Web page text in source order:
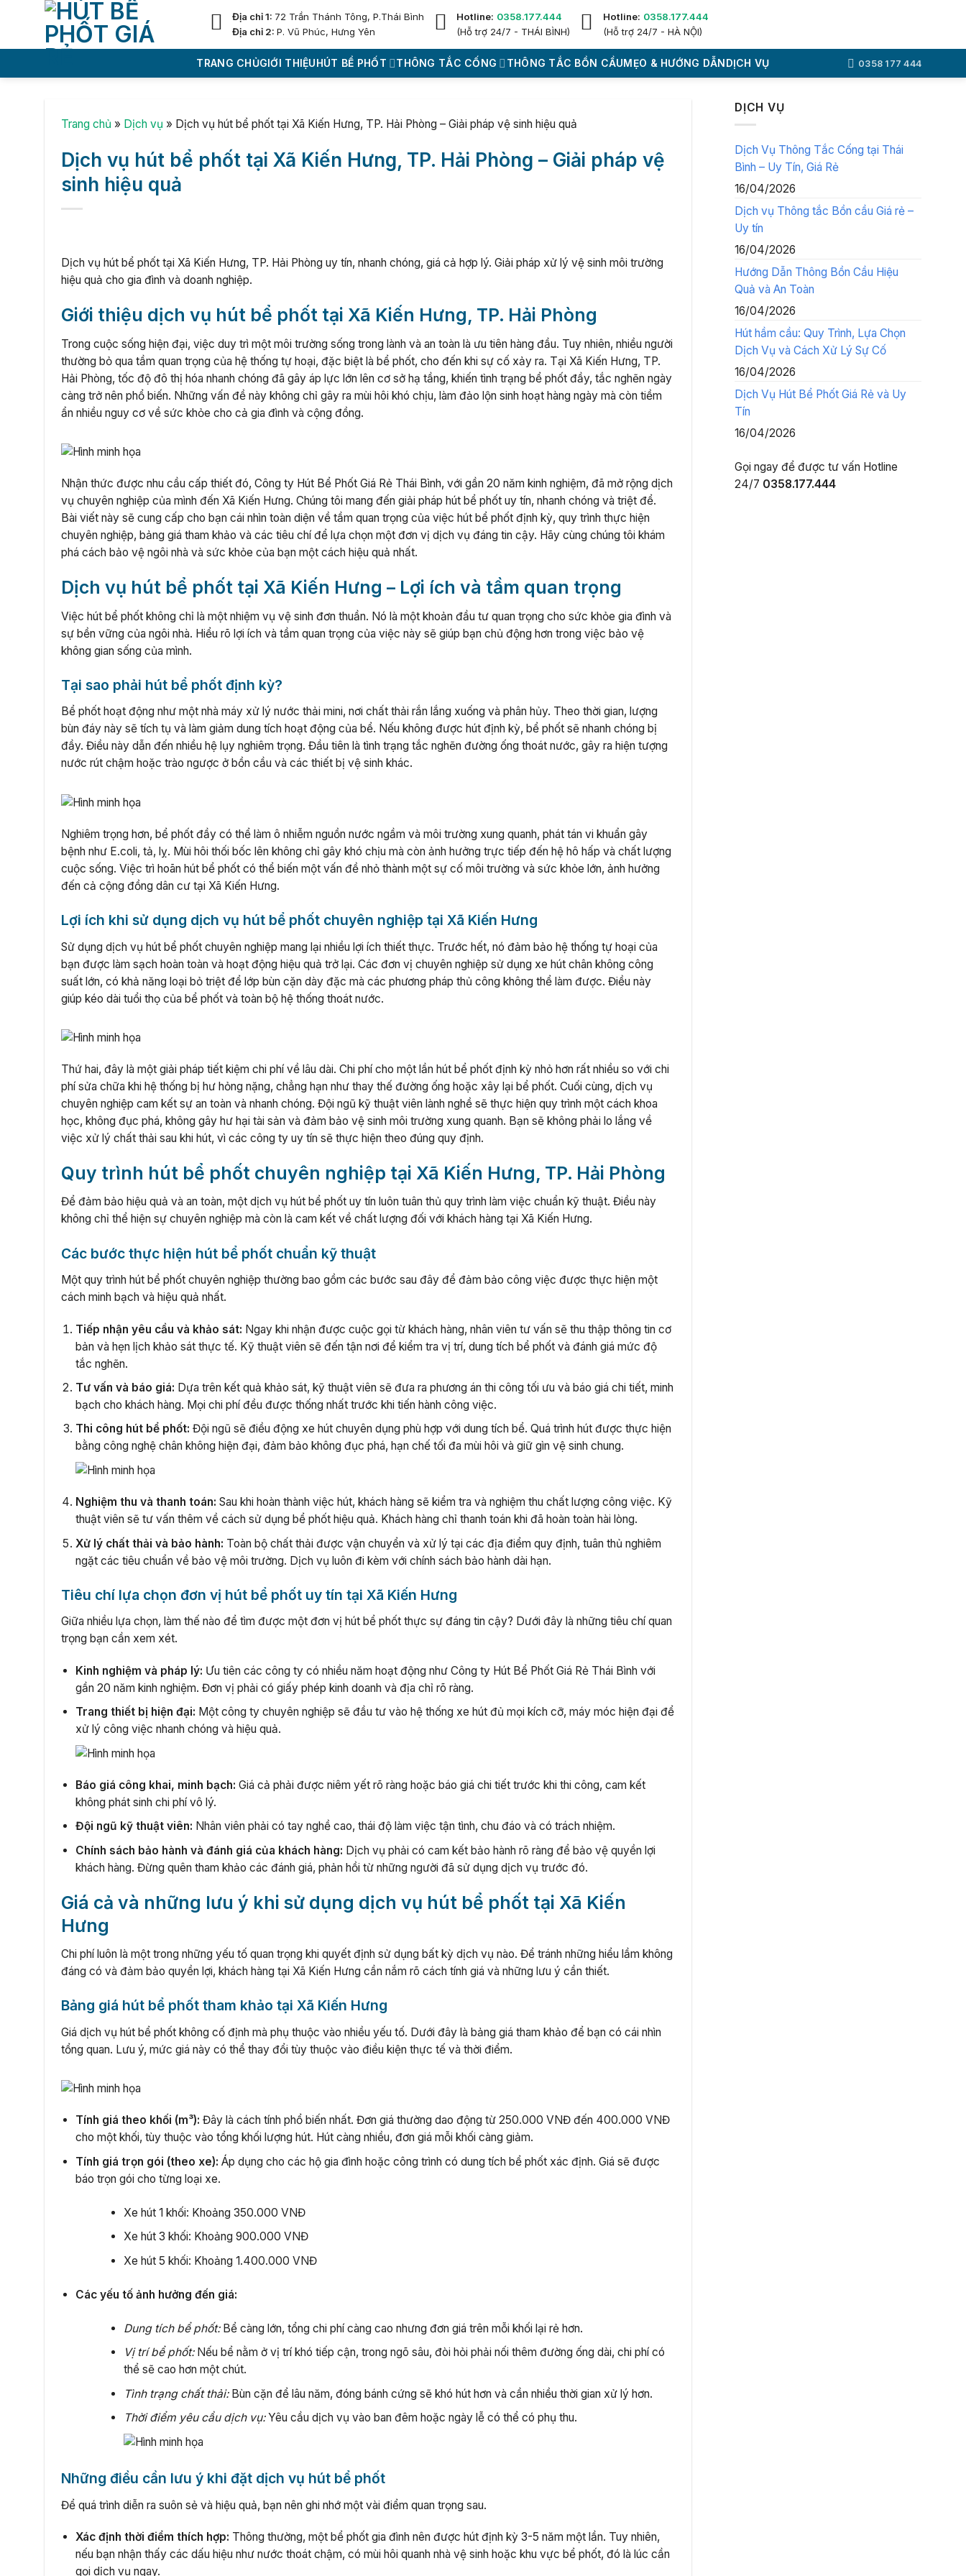
Địa chỉ 1: 72 Trần Thánh Tông, P.Thái Bình
Địa chỉ 2:P. Vũ Phúc, Hưng Yên
Hotline: 0358.177.444
(Hỗ trợ 24/7 - THÁI BÌNH)
Hotline: 0358.177.444
(Hỗ trợ 24/7 - HÀ NỘI)
TRANG CHỦGIỚI THIỆUHÚT BỂ PHỐT THÔNG TẮC CỐNG THÔNG TẮC BỒN CẦUMẸO & HƯỚNG DẪNDỊCH VỤ 0358 177 444
Trang chủ » Dịch vụ » Dịch vụ hút bể phốt tại Xã Kiến Hưng, TP. Hải Phòng – Giải pháp vệ sinh hiệu quả
Dịch vụ hút bể phốt tại Xã Kiến Hưng, TP. Hải Phòng – Giải pháp vệ
sinh hiệu quả
Dịch vụ hút bể phốt tại Xã Kiến Hưng, TP. Hải Phòng uy tín, nhanh chóng, giá cả hợp lý. Giải pháp xử lý vệ sinh môi trường
hiệu quả cho gia đình và doanh nghiệp.
Giới thiệu dịch vụ hút bể phốt tại Xã Kiến Hưng, TP. Hải Phòng
Trong cuộc sống hiện đại, việc duy trì một môi trường sống trong lành và an toàn là ưu tiên hàng đầu. Tuy nhiên, nhiều người
thường bỏ qua tầm quan trọng của hệ thống tự hoại, đặc biệt là bể phốt, cho đến khi sự cố xảy ra. Tại Xã Kiến Hưng, TP.
Hải Phòng, tốc độ đô thị hóa nhanh chóng đã gây áp lực lớn lên cơ sở hạ tầng, khiến tình trạng bể phốt đầy, tắc nghẽn ngày
càng trở nên phổ biến. Những vấn đề này không chỉ gây ra mùi hôi khó chịu, làm đảo lộn sinh hoạt hàng ngày mà còn tiềm
ẩn nhiều nguy cơ về sức khỏe cho cả gia đình và cộng đồng.
Nhận thức được nhu cầu cấp thiết đó, Công ty Hút Bể Phốt Giá Rẻ Thái Bình, với gần 20 năm kinh nghiệm, đã mở rộng dịch
vụ chuyên nghiệp của mình đến Xã Kiến Hưng. Chúng tôi mang đến giải pháp hút bể phốt uy tín, nhanh chóng và triệt để.
Bài viết này sẽ cung cấp cho bạn cái nhìn toàn diện về tầm quan trọng của việc hút bể phốt định kỳ, quy trình thực hiện
chuyên nghiệp, bảng giá tham khảo và các tiêu chí để lựa chọn một đơn vị dịch vụ đáng tin cậy. Hãy cùng chúng tôi khám
phá cách bảo vệ ngôi nhà và sức khỏe của bạn một cách hiệu quả nhất.
Dịch vụ hút bể phốt tại Xã Kiến Hưng – Lợi ích và tầm quan trọng
Việc hút bể phốt không chỉ là một nhiệm vụ vệ sinh đơn thuần. Nó là một khoản đầu tư quan trọng cho sức khỏe gia đình và
sự bền vững của ngôi nhà. Hiểu rõ lợi ích và tầm quan trọng của việc này sẽ giúp bạn chủ động hơn trong việc bảo vệ
không gian sống của mình.
Tại sao phải hút bể phốt định kỳ?
Bể phốt hoạt động như một nhà máy xử lý nước thải mini, nơi chất thải rắn lắng xuống và phân hủy. Theo thời gian, lượng
bùn đáy này sẽ tích tụ và làm giảm dung tích hoạt động của bể. Nếu không được hút định kỳ, bể phốt sẽ nhanh chóng bị
đầy. Điều này dẫn đến nhiều hệ lụy nghiêm trọng. Đầu tiên là tình trạng tắc nghẽn đường ống thoát nước, gây ra hiện tượng
nước rút chậm hoặc trào ngược ở bồn cầu và các thiết bị vệ sinh khác.
Nghiêm trọng hơn, bể phốt đầy có thể làm ô nhiễm nguồn nước ngầm và môi trường xung quanh, phát tán vi khuẩn gây
bệnh như E.coli, tả, lỵ. Mùi hôi thối bốc lên không chỉ gây khó chịu mà còn ảnh hưởng trực tiếp đến hệ hô hấp và chất lượng
cuộc sống. Việc trì hoãn hút bể phốt có thể biến một vấn đề nhỏ thành một sự cố môi trường và sức khỏe lớn, ảnh hưởng
đến cả cộng đồng dân cư tại Xã Kiến Hưng.
Lợi ích khi sử dụng dịch vụ hút bể phốt chuyên nghiệp tại Xã Kiến Hưng
Sử dụng dịch vụ hút bể phốt chuyên nghiệp mang lại nhiều lợi ích thiết thực. Trước hết, nó đảm bảo hệ thống tự hoại của
bạn được làm sạch hoàn toàn và hoạt động hiệu quả trở lại. Các đơn vị chuyên nghiệp sử dụng xe hút chân không công
suất lớn, có khả năng loại bỏ triệt để lớp bùn cặn dày đặc mà các phương pháp thủ công không thể làm được. Điều này
giúp kéo dài tuổi thọ của bể phốt và toàn bộ hệ thống thoát nước.
Thứ hai, đây là một giải pháp tiết kiệm chi phí về lâu dài. Chi phí cho một lần hút bể phốt định kỳ nhỏ hơn rất nhiều so với chi
phí sửa chữa khi hệ thống bị hư hỏng nặng, chẳng hạn như thay thế đường ống hoặc xây lại bể phốt. Cuối cùng, dịch vụ
chuyên nghiệp cam kết sự an toàn và nhanh chóng. Đội ngũ kỹ thuật viên lành nghề sẽ thực hiện quy trình một cách khoa
học, không đục phá, không gây hư hại tài sản và đảm bảo vệ sinh môi trường xung quanh. Bạn sẽ không phải lo lắng về
việc xử lý chất thải sau khi hút, vì các công ty uy tín sẽ thực hiện theo đúng quy định.
Quy trình hút bể phốt chuyên nghiệp tại Xã Kiến Hưng, TP. Hải Phòng
Để đảm bảo hiệu quả và an toàn, một dịch vụ hút bể phốt uy tín luôn tuân thủ quy trình làm việc chuẩn kỹ thuật. Điều này
không chỉ thể hiện sự chuyên nghiệp mà còn là cam kết về chất lượng đối với khách hàng tại Xã Kiến Hưng.
Các bước thực hiện hút bể phốt chuẩn kỹ thuật
Một quy trình hút bể phốt chuyên nghiệp thường bao gồm các bước sau đây để đảm bảo công việc được thực hiện một
cách minh bạch và hiệu quả nhất.
Tiếp nhận yêu cầu và khảo sát: Ngay khi nhận được cuộc gọi từ khách hàng, nhân viên tư vấn sẽ thu thập thông tin cơ
bản và hẹn lịch khảo sát thực tế. Kỹ thuật viên sẽ đến tận nơi để kiểm tra vị trí, dung tích bể phốt và đánh giá mức độ
tắc nghẽn.
Tư vấn và báo giá: Dựa trên kết quả khảo sát, kỹ thuật viên sẽ đưa ra phương án thi công tối ưu và báo giá chi tiết, minh
bạch cho khách hàng. Mọi chi phí đều được thống nhất trước khi tiến hành công việc.
Thi công hút bể phốt: Đội ngũ sẽ điều động xe hút chuyên dụng phù hợp với dung tích bể. Quá trình hút được thực hiện
bằng công nghệ chân không hiện đại, đảm bảo không đục phá, hạn chế tối đa mùi hôi và giữ gìn vệ sinh chung.
Nghiệm thu và thanh toán: Sau khi hoàn thành việc hút, khách hàng sẽ kiểm tra và nghiệm thu chất lượng công việc. Kỹ
thuật viên sẽ tư vấn thêm về cách sử dụng bể phốt hiệu quả. Khách hàng chỉ thanh toán khi đã hoàn toàn hài lòng.
Xử lý chất thải và bảo hành: Toàn bộ chất thải được vận chuyển và xử lý tại các địa điểm quy định, tuân thủ nghiêm
ngặt các tiêu chuẩn về bảo vệ môi trường. Dịch vụ luôn đi kèm với chính sách bảo hành dài hạn.
Tiêu chí lựa chọn đơn vị hút bể phốt uy tín tại Xã Kiến Hưng
Giữa nhiều lựa chọn, làm thế nào để tìm được một đơn vị hút bể phốt thực sự đáng tin cậy? Dưới đây là những tiêu chí quan
trọng bạn cần xem xét.
Kinh nghiệm và pháp lý: Ưu tiên các công ty có nhiều năm hoạt động như Công ty Hút Bể Phốt Giá Rẻ Thái Bình với
gần 20 năm kinh nghiệm. Đơn vị phải có giấy phép kinh doanh và địa chỉ rõ ràng.
Trang thiết bị hiện đại: Một công ty chuyên nghiệp sẽ đầu tư vào hệ thống xe hút đủ mọi kích cỡ, máy móc hiện đại để
xử lý công việc nhanh chóng và hiệu quả.
Báo giá công khai, minh bạch: Giá cả phải được niêm yết rõ ràng hoặc báo giá chi tiết trước khi thi công, cam kết
không phát sinh chi phí vô lý.
Đội ngũ kỹ thuật viên: Nhân viên phải có tay nghề cao, thái độ làm việc tận tình, chu đáo và có trách nhiệm.
Chính sách bảo hành và đánh giá của khách hàng: Dịch vụ phải có cam kết bảo hành rõ ràng để bảo vệ quyền lợi
khách hàng. Đừng quên tham khảo các đánh giá, phản hồi từ những người đã sử dụng dịch vụ trước đó.
Giá cả và những lưu ý khi sử dụng dịch vụ hút bể phốt tại Xã Kiến
Hưng
Chi phí luôn là một trong những yếu tố quan trọng khi quyết định sử dụng bất kỳ dịch vụ nào. Để tránh những hiểu lầm không
đáng có và đảm bảo quyền lợi, khách hàng tại Xã Kiến Hưng cần nắm rõ cách tính giá và những lưu ý cần thiết.
Bảng giá hút bể phốt tham khảo tại Xã Kiến Hưng
Giá dịch vụ hút bể phốt không cố định mà phụ thuộc vào nhiều yếu tố. Dưới đây là bảng giá tham khảo để bạn có cái nhìn
tổng quan. Lưu ý, mức giá này có thể thay đổi tùy thuộc vào điều kiện thực tế và thời điểm.
Tính giá theo khối (m³): Đây là cách tính phổ biến nhất. Đơn giá thường dao động từ 250.000 VNĐ đến 400.000 VNĐ
cho một khối, tùy thuộc vào tổng khối lượng hút. Hút càng nhiều, đơn giá mỗi khối càng giảm.
Tính giá trọn gói (theo xe): Áp dụng cho các hộ gia đình hoặc công trình có dung tích bể phốt xác định. Giá sẽ được
báo trọn gói cho từng loại xe.
Xe hút 1 khối: Khoảng 350.000 VNĐ
Xe hút 3 khối: Khoảng 900.000 VNĐ
Xe hút 5 khối: Khoảng 1.400.000 VNĐ
Các yếu tố ảnh hưởng đến giá:
Dung tích bể phốt:Bể càng lớn, tổng chi phí càng cao nhưng đơn giá trên mỗi khối lại rẻ hơn.
Vị trí bể phốt:Nếu bể nằm ở vị trí khó tiếp cận, trong ngõ sâu, đòi hỏi phải nối thêm đường ống dài, chi phí có
thể sẽ cao hơn một chút.
Tình trạng chất thải:Bùn cặn để lâu năm, đóng bánh cứng sẽ khó hút hơn và cần nhiều thời gian xử lý hơn.
Thời điểm yêu cầu dịch vụ:Yêu cầu dịch vụ vào ban đêm hoặc ngày lễ có thể có phụ thu.
Những điều cần lưu ý khi đặt dịch vụ hút bể phốt
Để quá trình diễn ra suôn sẻ và hiệu quả, bạn nên ghi nhớ một vài điểm quan trọng sau.
Xác định thời điểm thích hợp: Thông thường, một bể phốt gia đình nên được hút định kỳ 3-5 năm một lần. Tuy nhiên,
nếu bạn nhận thấy các dấu hiệu như nước thoát chậm, có mùi hôi quanh nhà vệ sinh hoặc khu vực bể phốt, đó là lúc cần
gọi dịch vụ ngay.
DỊCH VỤ
Dịch Vụ Thông Tắc Cống tại Thái
Bình – Uy Tín, Giá Rẻ
16/04/2026
Dịch vụ Thông tắc Bồn cầu Giá rẻ –
Uy tín
16/04/2026
Hướng Dẫn Thông Bồn Cầu Hiệu
Quả và An Toàn
16/04/2026
Hút hầm cầu: Quy Trình, Lựa Chọn
Dịch Vụ và Cách Xử Lý Sự Cố
16/04/2026
Dịch Vụ Hút Bể Phốt Giá Rẻ và Uy
Tín
16/04/2026
Gọi ngay để được tư vấn Hotline
24/7 0358.177.444